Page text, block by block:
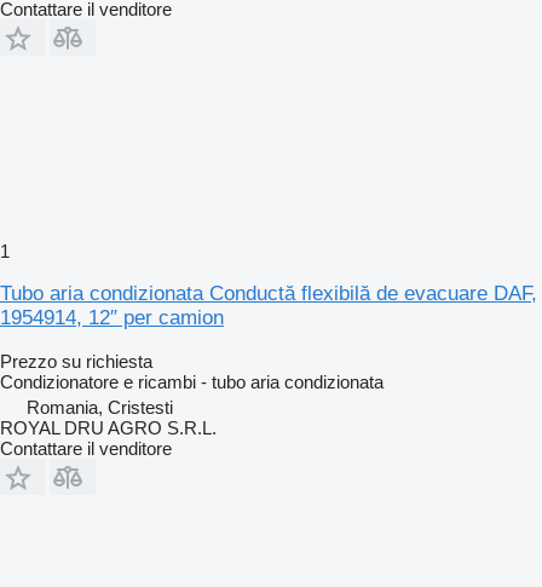
Contattare il venditore
1
Tubo aria condizionata Conductă flexibilă de evacuare DAF,
1954914, 12″ per camion
Prezzo su richiesta
Condizionatore e ricambi - tubo aria condizionata
Romania, Cristesti
ROYAL DRU AGRO S.R.L.
Contattare il venditore